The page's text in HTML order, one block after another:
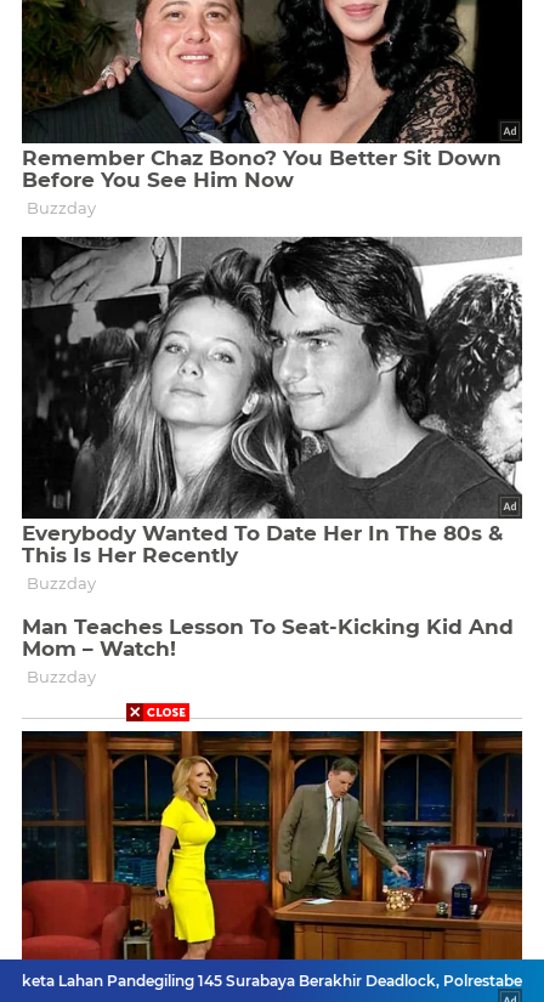
145 Surabaya Berakhir Deadlock, Polrestabes Imbau Kedua